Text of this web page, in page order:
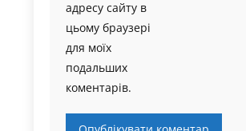
адресу сайту в
цьому браузері
для моїх
подальших
коментарів.